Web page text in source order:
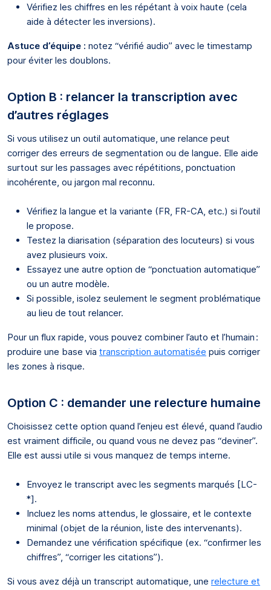
Vérifiez les chiffres en les répétant à voix haute (cela
aide à détecter les inversions).
Astuce d’équipe : notez “vérifié audio” avec le timestamp
pour éviter les doublons.
Option B : relancer la transcription avec
d’autres réglages
Si vous utilisez un outil automatique, une relance peut
corriger des erreurs de segmentation ou de langue. Elle aide
surtout sur les passages avec répétitions, ponctuation
incohérente, ou jargon mal reconnu.
Vérifiez la langue et la variante (FR, FR-CA, etc.) si l’outil
le propose.
Testez la diarisation (séparation des locuteurs) si vous
avez plusieurs voix.
Essayez une autre option de “ponctuation automatique”
ou un autre modèle.
Si possible, isolez seulement le segment problématique
au lieu de tout relancer.
Pour un flux rapide, vous pouvez combiner l’auto et l’humain :
produire une base via transcription automatisée puis corriger
les zones à risque.
Option C : demander une relecture humaine
Choisissez cette option quand l’enjeu est élevé, quand l’audio
est vraiment difficile, ou quand vous ne devez pas “deviner”.
Elle est aussi utile si vous manquez de temps interne.
Envoyez le transcript avec les segments marqués [LC-
*].
Incluez les noms attendus, le glossaire, et le contexte
minimal (objet de la réunion, liste des intervenants).
Demandez une vérification spécifique (ex. “confirmer les
chiffres”, “corriger les citations”).
Si vous avez déjà un transcript automatique, une relecture et